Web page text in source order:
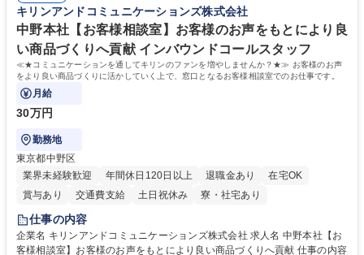
キリンアンドコミュニケーションズ株式会社
中野本社【お客様相談室】お客様のお声をもとにより良
い商品づくりへ貢献 インバウンドコールスタッフ
≪★コミュニケーションを通してキリンのファンを増やしませんか？★≫ お客様のお声
をより良い商品づくりに活かしていく上で、窓口となるお客様相談室でのお仕事です。
月給
30万円
勤務地
東京都中野区
業界未経験歓迎
年間休日120日以上 退職金あり
在宅OK
賞与あり
交通費支給 土日祝休み 寮・社宅あり
仕事の内容
企業名 キリンアンドコミュニケーションズ株式会社 求人名 中野本社【お
客様相談室】お客様のお声をもとにより良い商品づくりへ貢献 仕事の内容